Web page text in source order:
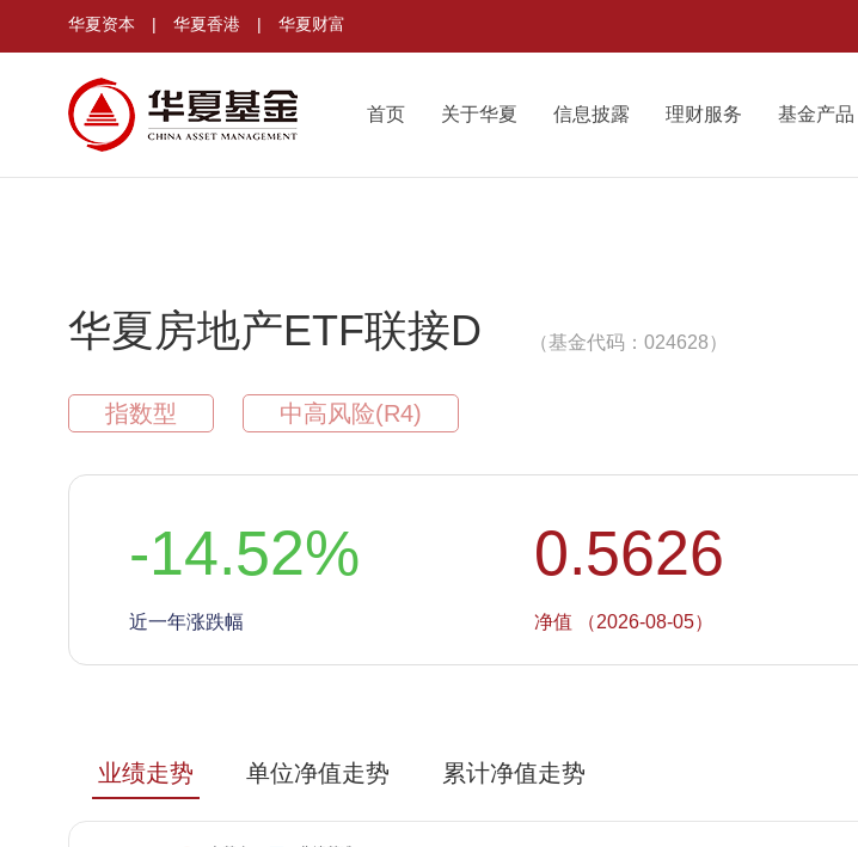
华夏资本 | 华夏香港 | 华夏财富
首页 关于华夏 信息披露 理财服务 基金产品
华夏房地产ETF联接D （基金代码：024628）
指数型 中高风险(R4)
-14.52%
近一年涨跌幅
0.5626
净值 （2026-08-05）
业绩走势 单位净值走势
累计净值走势